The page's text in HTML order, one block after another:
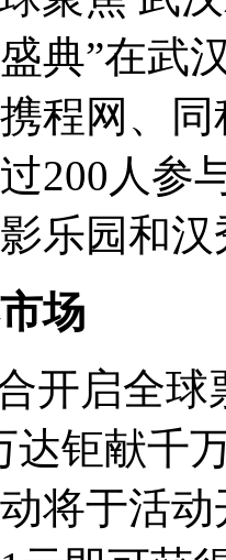
典”在武
程网、
200人参
乐园和
场
开启全球
达钜献千
将于活